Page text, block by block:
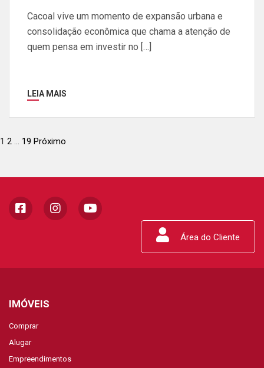
Cacoal vive um momento de expansão urbana e
consolidação econômica que chama a atenção de
quem pensa em investir no […]
LEIA MAIS
1 2 … 19 Próximo
Área do Cliente
IMÓVEIS
Comprar
Alugar
Empreendimentos